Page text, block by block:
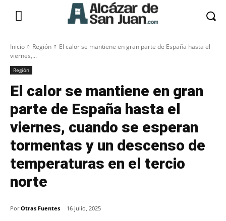
Inicio Región
El calor se mantiene en gran parte de España hasta el
viernes,...
Región
El calor se mantiene en gran
parte de España hasta el
viernes, cuando se esperan
tormentas y un descenso de
temperaturas en el tercio
norte
Por Otras Fuentes 16 julio, 2025